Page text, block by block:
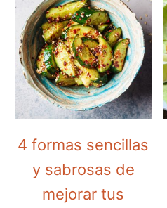
4 formas sencillas
y sabrosas de
mejorar tus